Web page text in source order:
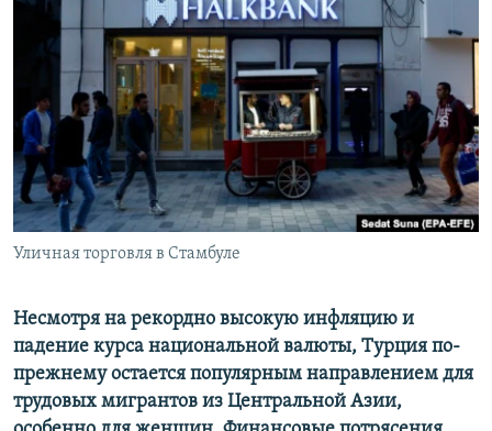
Уличная торговля в Стамбуле
Несмотря на рекордно высокую инфляцию и
падение курса национальной валюты, Турция по-
прежнему остается популярным направлением для
трудовых мигрантов из Центральной Азии,